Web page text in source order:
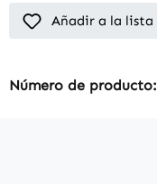
Añadir a la lista
Número de producto: